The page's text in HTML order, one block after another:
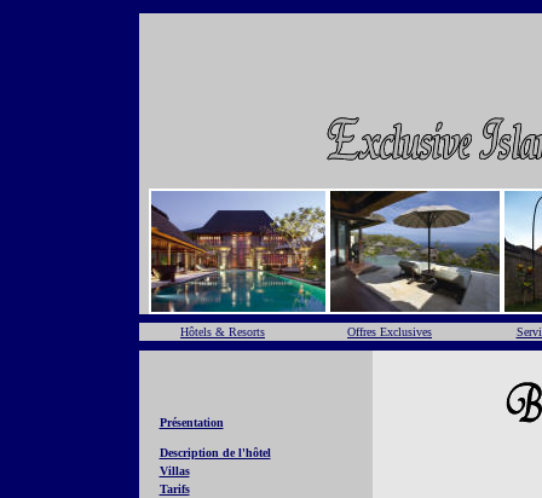
Hôtels & Resorts Offres Exclusives
Présentation
Description de l'hôtel
Villas
Tarifs